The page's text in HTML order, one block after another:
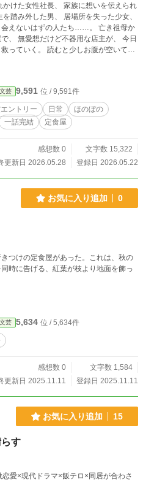
踏み外した男、 居場所を失った少女、
いはずの人たち……。 亡き祖母か
、 無愛想だけど不器用な店主が、 今日
と少しお腹が空いて、
まる連作ヒューマンド
芸 9,591 位 / 9,591件
ントリー 日常
ほのぼの
一話完結 定食屋
感想数 0
文字数 15,322
更新日 2026.05.28
登録日 2026.05.22
お気に入り追加 0
つけの定食屋があった。これは、秋の
時に告げる、紅葉が枝より地面を飾っ
芸 5,634 位 / 5,634件
感想数 0
文字数 1,584
更新日 2025.11.11
登録日 2025.11.11
お気に入り追加 15
す
愛×現代ドラマ×飯テロ×同居が合わさ